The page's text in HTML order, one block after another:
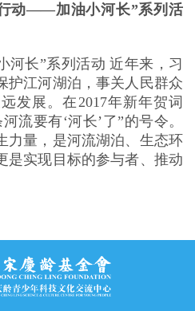
动——加油小河长”系列活
长”系列活动 近年来，习
护江河湖泊，事关人民群众
发展。在2017年新年贺词
流要有‘河长’了”的号令。
力量，是河流湖泊、生态环
是实现目标的参与者、推动